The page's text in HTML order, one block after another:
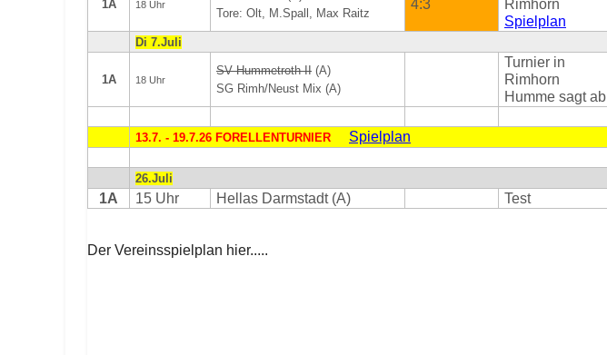
1A 18 Uhr
Tore: Olt, M.Spall, Max Raitz
4:3
Rimhorn
Spielplan
Di 7.Juli
1A 18 Uhr
SV Hummetroth II (A)
SG Rimh/Neust Mix (A)
Turnier in
Rimhorn
Humme sagt ab
13.7. - 19.7.26 FORELLENTURNIER Spielplan
26.Juli
1A 15 Uhr Hellas Darmstadt (A) Test
Der Vereinsspielplan hier.....